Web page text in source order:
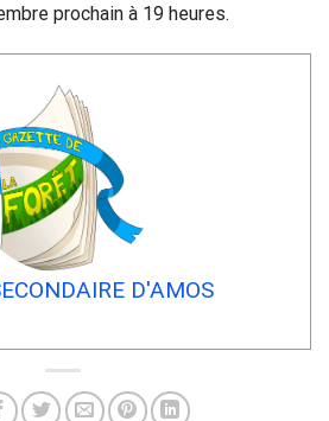
prochain à 19 heures.
D'AMOS